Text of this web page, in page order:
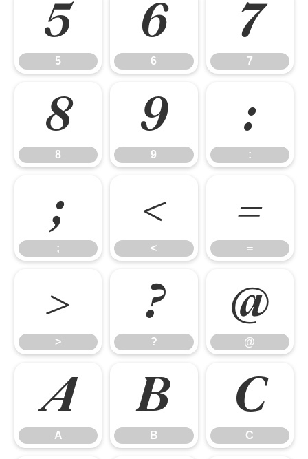
5
5
6
6
7
7
8
8
9
9
:
:
;
;
<
<
=
=
>
>
?
?
@
@
A
A
B
B
C
C